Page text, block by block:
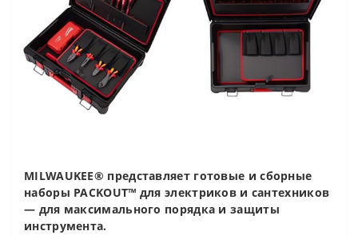
MILWAUKEE® представляет готовые и сборные
наборы PACKOUT™ для электриков и сантехников
— для максимального порядка и защиты
инструмента.